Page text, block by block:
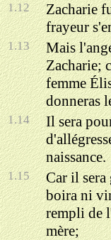
1.12
Zacharie
frayeur
1.13
Mais
Zacharie;
femme
donneras
1.14
Il sera
naissance.
1.15
Car il
boira ni
rempli de
mère;